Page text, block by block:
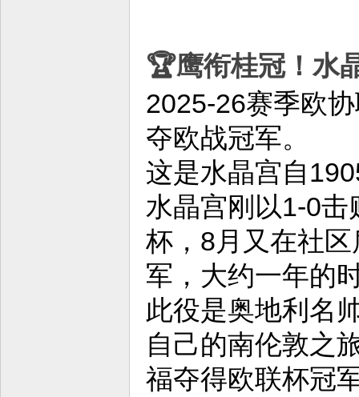
🏆鹰衔桂冠！水
2025-26赛季欧
夺欧战冠军。
这是水晶宫自
水晶宫刚以1-0
杯，8月又在社
军，大约一年的
此役是奥地利名
自己的南伦敦之
福夺得欧联杯冠